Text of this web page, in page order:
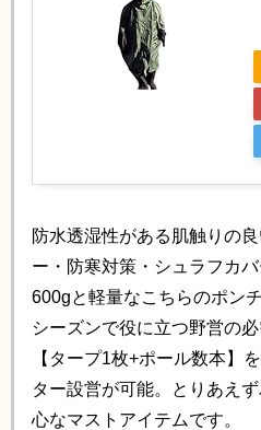
防水透湿性がある肌触りの
ー・防寒対策・シュラフカ
600gと軽量なこちらのポン
シーズンで役に立つ野営の
【タープ1枚+ポール数本】
ター設営が可能。とりあえ
心なマストアイテムです。